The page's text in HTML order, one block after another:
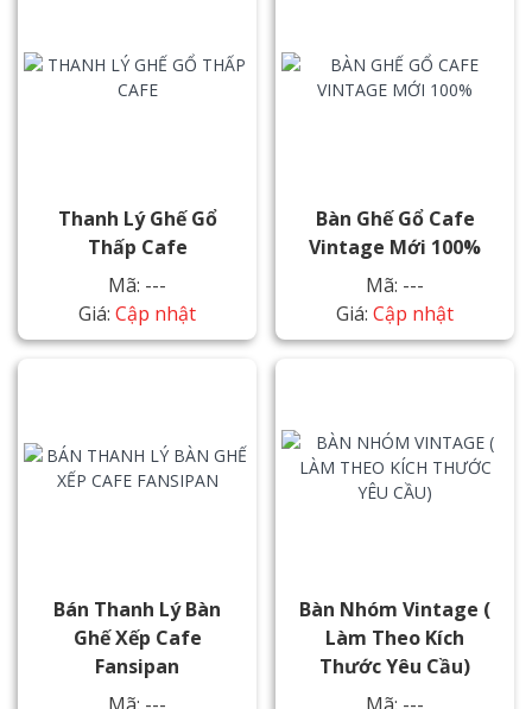
Thanh Lý Ghế Gổ
Thấp Cafe
Mã: ---
Giá: Cập nhật
Bàn Ghế Gổ Cafe
Vintage Mới 100%
Mã: ---
Giá: Cập nhật
Bán Thanh Lý Bàn
Ghế Xếp Cafe
Fansipan
Bàn Nhóm Vintage (
Làm Theo Kích
Thước Yêu Cầu)